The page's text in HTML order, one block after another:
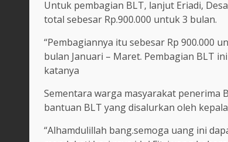
Untuk pembagian BLT, lanjut Eriadi,
total sebesar Rp.900.000 untuk 3 bulan.
“Pembagiannya itu sebesar Rp 900.000
bulan Januari – Maret. Pembagian BLT
katanya
Sementara warga masyarakat penerima
bantuan BLT yang disalurkan oleh kepala
“Alhamdulillah bang.semoga uang ini